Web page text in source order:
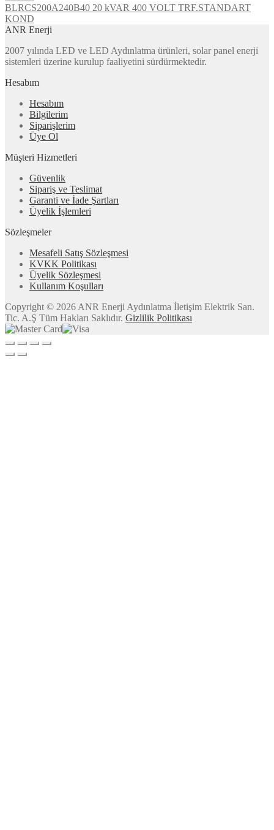
BLRCS200A240B40 20 kVAR 400 VOLT TRF.STANDART
KOND
ANR Enerji
2007 yılında LED ve LED Aydınlatma ürünleri, solar panel enerji
sistemleri üzerine kurulup faaliyetini sürdürmektedir.
Hesabım
Hesabım
Bilgilerim
Siparişlerim
Üye Ol
Müşteri Hizmetleri
Güvenlik
Sipariş ve Teslimat
Garanti ve İade Şartları
Üyelik İşlemleri
Sözleşmeler
Mesafeli Satış Sözleşmesi
KVKK Politikası
Üyelik Sözleşmesi
Kullanım Koşulları
Copyright © 2026 ANR Enerji Aydınlatma İletişim Elektrik San.
Tic. A.Ş Tüm Hakları Saklıdır. Gizlilik Politikası